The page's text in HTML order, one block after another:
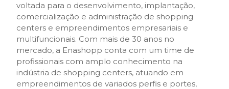
voltada para o desenvolvimento, implantação,
comercialização e administração de shopping
centers e empreendimentos empresariais e
multifuncionais. Com mais de 30 anos no
mercado, a Enashopp conta com um time de
profissionais com amplo conhecimento na
indústria de shopping centers, atuando em
empreendimentos de variados perfis e portes,